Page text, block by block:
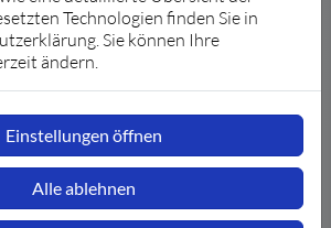
Wasserfilter und
in einem einzigen
Lösung spart Platz und ist
installieren als die einzelnen
Technologien finden Sie in
Sie können Ihre
ändern.
Einstellungen öffnen
Alle ablehnen